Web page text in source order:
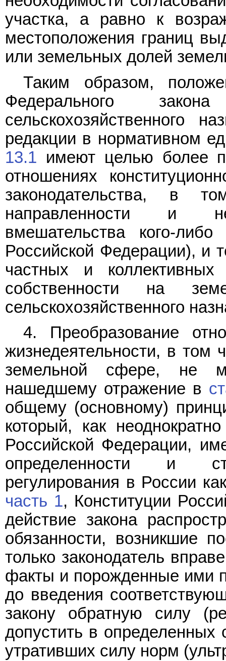
участка, а равно к
местоположения границ
или земельных долей
Таким образом,
Федерального
сельскохозяйственного
редакции в нормативном
13.1 имеют целью более
отношениях
законодательства, в
направленности и
вмешательства кого-
Российской Федерации), и
частных и коллективных
собственности на
сельскохозяйственного
4. Преобразование
жизнедеятельности, в том
земельной сфере, не
нашедшему отражение в
общему (основному)
который, как
Российской Федерации,
определенности и
регулирования в России
часть 1, Конституции
действие закона
обязанности, возникшие
только законодатель
факты и порожденные ими
до введения
закону обратную силу
допустить в определенных
утративших силу норм